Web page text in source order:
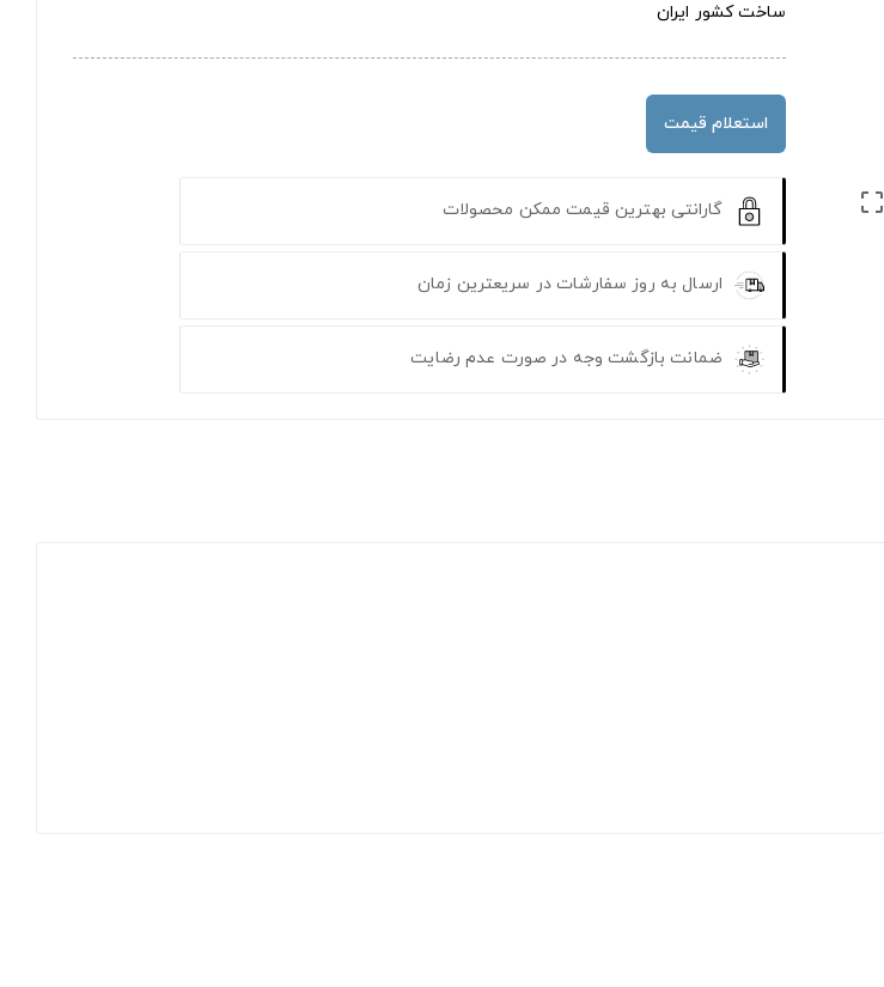

ساخت کشور ایران
استعلام قیمت
گارانتی بهترین قیمت ممکن محصولات
ارسال به روز سفارشات در سریعترین زمان
ضمانت بازگشت وجه در صورت عدم رضایت